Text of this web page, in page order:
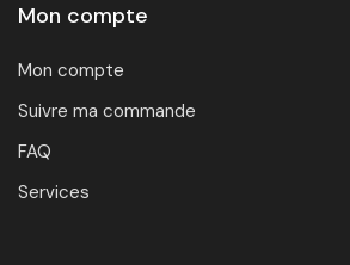
Mon compte
Mon compte
Suivre ma commande
FAQ
Services